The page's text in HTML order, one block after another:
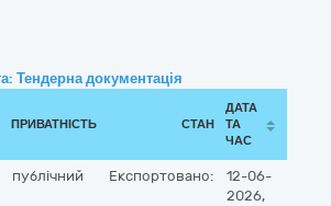
Тендерна документація
ПРИВАТНІСТЬ СТАН
ДАТА
ТА
ЧАС
публічний Експортовано:
12-06-
2026,